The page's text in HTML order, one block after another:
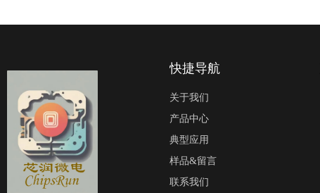
快捷导航
关于我们
产品中心
典型应用
样品&留言
联系我们